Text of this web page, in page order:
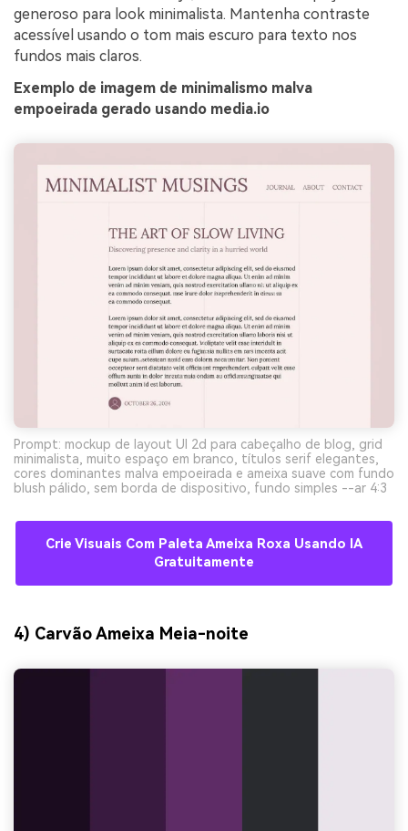
generoso para look minimalista. Mantenha contraste
acessível usando o tom mais escuro para texto nos
fundos mais claros.
Exemplo de imagem de minimalismo malva
empoeirada gerado usando media.io
Prompt: mockup de layout UI 2d para cabeçalho de blog, grid
minimalista, muito espaço em branco, títulos serif elegantes,
cores dominantes malva empoeirada e ameixa suave com fundo
blush pálido, sem borda de dispositivo, fundo simples --ar 4:3
Crie Visuais Com Paleta Ameixa Roxa Usando IA
Gratuitamente
4) Carvão Ameixa Meia-noite